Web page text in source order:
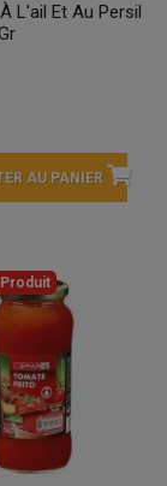
L'ail Et Au Persil
AU PANIER